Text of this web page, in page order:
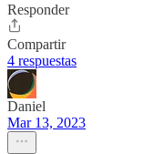
Responder
Compartir
4 respuestas
Daniel
Mar 13, 2023